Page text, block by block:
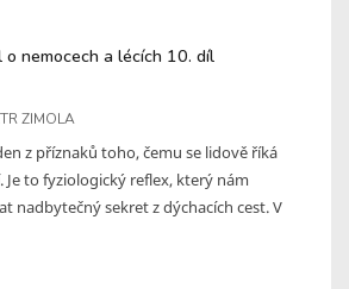
nemocech a lécích 10. díl
ZIMOLA
z příznaků toho, čemu se lidově říká
Je to fyziologický reflex, který nám
nadbytečný sekret z dýchacích cest. V